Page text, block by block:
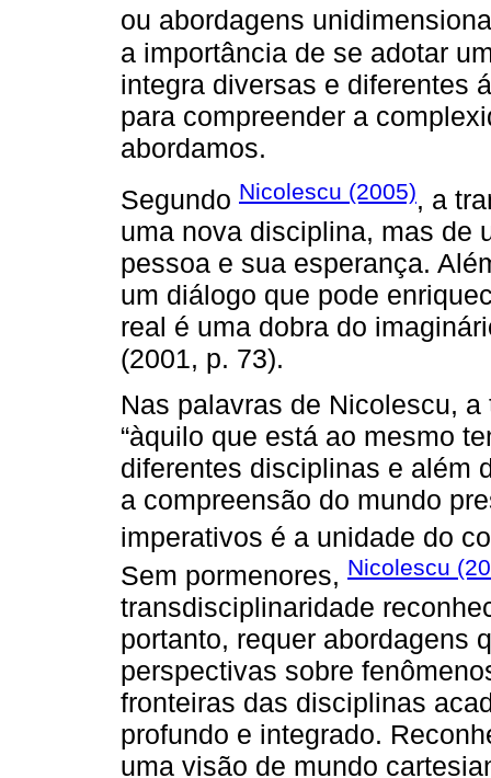
ou abordagens
a importância de se adotar
integra diversas e diferentes
para compreender a
abordamos.
Segundo Nicolescu (2005), a
uma nova disciplina, mas de
pessoa e sua esperança.
um diálogo que pode
real é uma dobra do
(2001, p. 73).
Nas palavras de Nicolescu,
“àquilo que está ao mesmo
diferentes disciplinas e além
a compreensão do mundo
imperativos é a unidade do
Sem pormenores, Nicolescu
transdisciplinaridade
portanto, requer abordagens
perspectivas sobre
fronteiras das disciplinas
profundo e integrado.
uma visão de mundo